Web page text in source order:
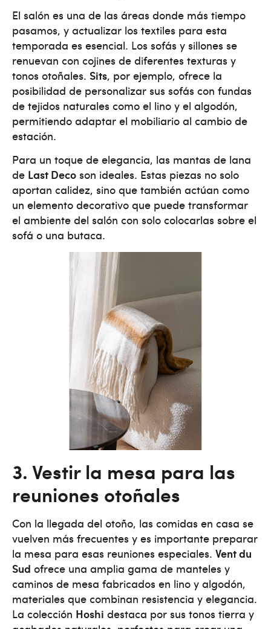
El salón es una de las áreas donde más tiempo
pasamos, y actualizar los textiles para esta
temporada es esencial. Los sofás y sillones se
renuevan con cojines de diferentes texturas y
tonos otoñales. Sits, por ejemplo, ofrece la
posibilidad de personalizar sus sofás con fundas
de tejidos naturales como el lino y el algodón,
permitiendo adaptar el mobiliario al cambio de
estación​.
Para un toque de elegancia, las mantas de lana
de Last Deco son ideales. Estas piezas no solo
aportan calidez, sino que también actúan como
un elemento decorativo que puede transformar
el ambiente del salón con solo colocarlas sobre el
sofá o una butaca​.
3. Vestir la mesa para las
reuniones otoñales
Con la llegada del otoño, las comidas en casa se
vuelven más frecuentes y es importante preparar
la mesa para esas reuniones especiales. Vent du
Sud ofrece una amplia gama de manteles y
caminos de mesa fabricados en lino y algodón,
materiales que combinan resistencia y elegancia.
La colección Hoshi destaca por sus tonos tierra y